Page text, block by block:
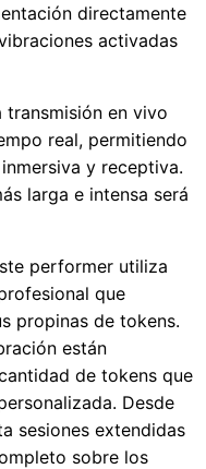
directamente
activadas
en vivo
real, permitiendo
y receptiva.
larga e intensa será
performer utiliza
que
propinas de tokens.
están
de tokens que
Desde
sesiones extendidas
sobre los